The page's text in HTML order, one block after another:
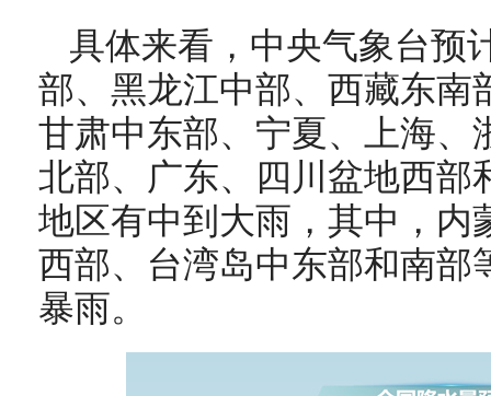
具体来看，中央气象台预
部、黑龙江中部、西藏东南
甘肃中东部、宁夏、上海、
北部、广东、四川盆地西部
地区有中到大雨，其中，内
西部、台湾岛中东部和南部
暴雨。